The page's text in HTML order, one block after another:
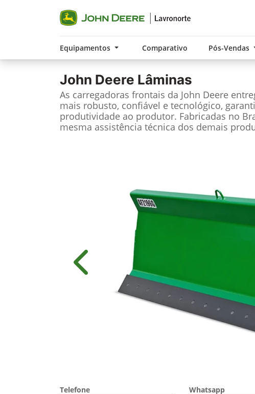
Equipamentos Comparativo Pós-Vendas
John Deere Lâminas
As carregadoras frontais da John Deere
mais robusto, confiável e tecnológico,
produtividade ao produtor. Fabricadas no
mesma assistência técnica dos demais
Anterior
Telefone
Whatsapp